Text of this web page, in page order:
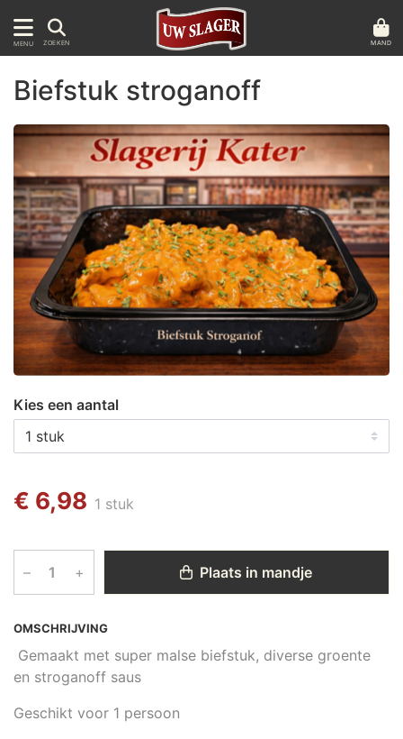
MENU ZOEKEN MAND
OMSCHRIJVING
Gemaakt met super malse biefstuk, diverse groente
en stroganoff saus
Geschikt voor 1 persoon
Biefstuk stroganoff
Kies een aantal
€ 6,98 1 stuk
– + Plaats in mandje